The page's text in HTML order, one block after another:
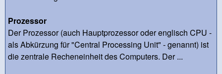
Prozessor
Der Prozessor (auch Hauptprozessor oder englisch CPU -
als Abkürzung für "Central Processing Unit" - genannt) ist
die zentrale Recheneinheit des Computers. Der ...